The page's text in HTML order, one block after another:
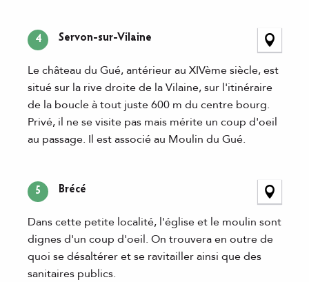
4 Servon-sur-Vilaine
Le château du Gué, antérieur au XIVème siècle, est
situé sur la rive droite de la Vilaine, sur l'itinéraire
de la boucle à tout juste 600 m du centre bourg.
Privé, il ne se visite pas mais mérite un coup d'oeil
au passage. Il est associé au Moulin du Gué.
5 Brécé
Dans cette petite localité, l'église et le moulin sont
dignes d'un coup d'oeil. On trouvera en outre de
quoi se désaltérer et se ravitailler ainsi que des
sanitaires publics.